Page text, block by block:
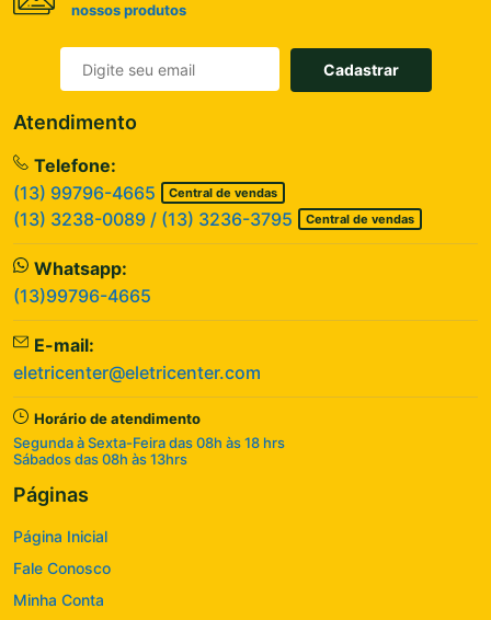
nossos produtos
Cadastrar
Atendimento
Telefone:
(13) 99796-4665
Central de vendas
(13) 3238-0089 / (13) 3236-3795 Central de vendas
Whatsapp:
(13)99796-4665
E-mail:
eletricenter@eletricenter.com
Horário de atendimento
Segunda à Sexta-Feira das 08h às 18 hrs
Sábados das 08h às 13hrs
Páginas
Página Inicial
Fale Conosco
Minha Conta